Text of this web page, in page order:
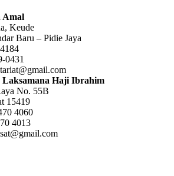
Amal
Keude
Baru – Pidie Jaya
0431
Laksamana Haji Ibrahim
No. 55B
15419
4060
4013